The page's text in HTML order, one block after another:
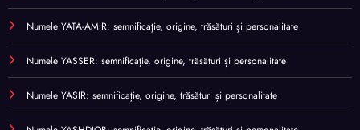
Numele YATA-AMIR: semnificație, origine, trăsături și personalitate
Numele YASSER: semnificație, origine, trăsături și personalitate
Numele YASIR: semnificație, origine, trăsături și personalitate